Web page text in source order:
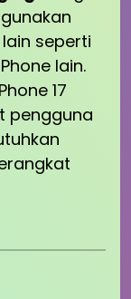
seperti
lain.
17
pengguna